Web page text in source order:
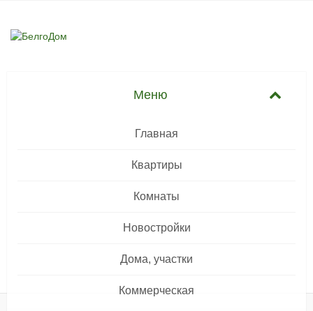
Главная
Квартиры
Комнаты
Новостройки
Дома, участки
Коммерческая